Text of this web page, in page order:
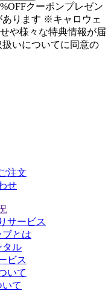
クーポンプレゼン
ります ※キャロウェ
や様々な特典情報が届
いについてに同意の
注文
せ
サービス
とは
タル
ビス
いて
て